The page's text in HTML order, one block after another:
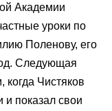
Академии
уроки по
Поленову, его
Следующая
когда Чистяков
и показал свои